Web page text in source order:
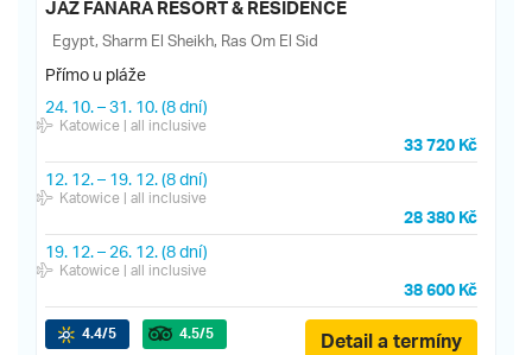
JAZ FANARA RESORT & RESIDENCE
Egypt, Sharm El Sheikh, Ras Om El Sid
Přímo u pláže
24. 10.–31. 10.(8 dní)
Katowice | all inclusive
33 720 Kč
12. 12.– 19. 12.(8 dní)
Katowice | all inclusive
28 380 Kč
19. 12.– 26. 12.(8 dní)
Katowice | all inclusive
38 600 Kč
4.4/5 4.5/5 Detail a termíny